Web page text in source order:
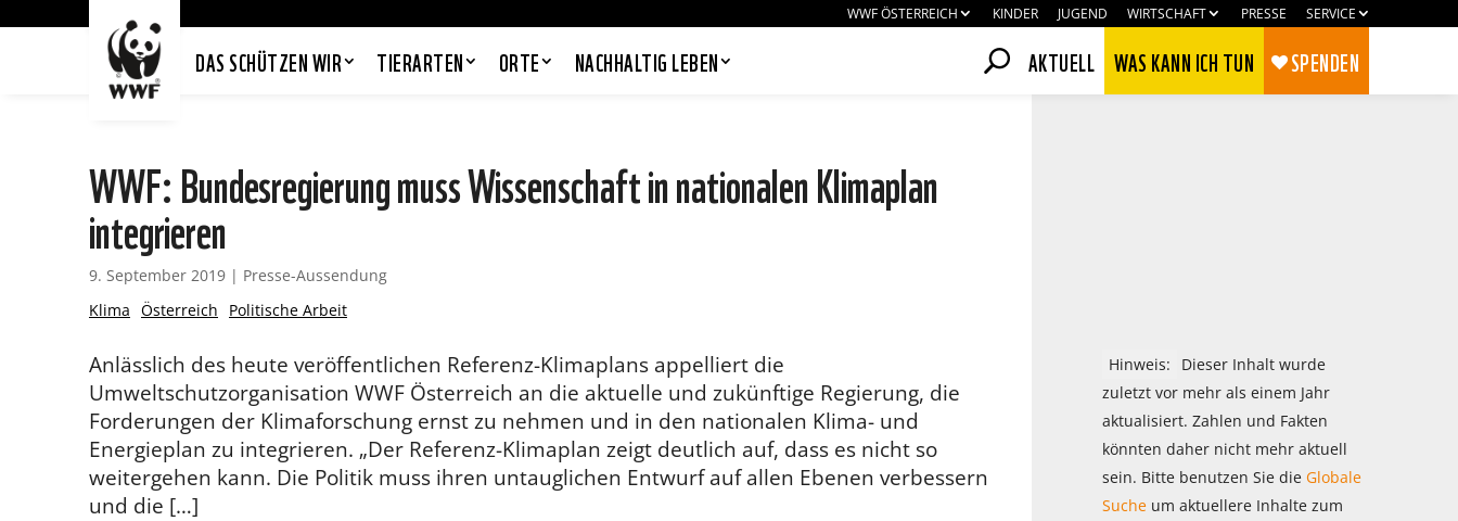
WWF ÖSTERREICH KINDER JUGEND WIRTSCHAFT PRESSE SERVICE
DAS SCHÜTZEN WIR TIERARTEN ORTE NACHHALTIG LEBEN AKTUELL WAS KANN ICH TUN SPENDEN
WWF: Bundesregierung muss Wissenschaft in nationalen Klimaplan
integrieren
9. September 2019 | Presse-Aussendung
Klima Österreich Politische Arbeit
Anlässlich des heute veröffentlichen Referenz-Klimaplans appelliert die
Umweltschutzorganisation WWF Österreich an die aktuelle und zukünftige Regierung, die
Forderungen der Klimaforschung ernst zu nehmen und in den nationalen Klima- und
Energieplan zu integrieren. „Der Referenz-Klimaplan zeigt deutlich auf, dass es nicht so
weitergehen kann. Die Politik muss ihren untauglichen Entwurf auf allen Ebenen verbessern
und die […]
Hinweis:
Dieser Inhalt wurde
zuletzt vor mehr als einem Jahr
aktualisiert. Zahlen und Fakten
könnten daher nicht mehr aktuell
sein. Bitte benutzen Sie die Globale
Sucheum aktuellere Inhalte zum
Datenschutzerklärung. Unter
Einstellungen kannst du verwalten,
welche Art von Cookies gesetzt werden.
Deine Auswahl kannst du über den
entsprechenden Link im Footer der
Website jederzeit widerrufen.
Ablehnen